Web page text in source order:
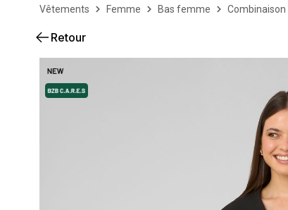
Vêtements Femme Bas femme Combinaison
Retour